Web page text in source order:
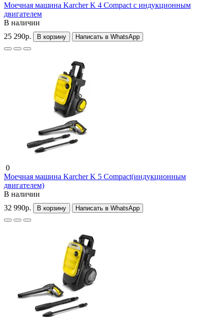
Моечная машина Karcher K 4 Compact с индукционным
двигателем
В наличии
25 290р.
В корзину Написать в WhatsApp
0
Моечная машина Karcher K 5 Compact(индукционным
двигателем)
В наличии
32 990р.
В корзину Написать в WhatsApp